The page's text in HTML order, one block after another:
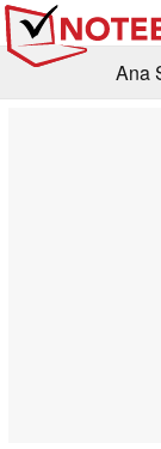
Ana